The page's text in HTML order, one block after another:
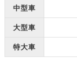
中型車
大型車
特大車